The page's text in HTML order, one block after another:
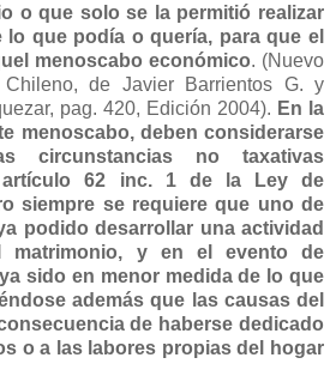
o que solo se la permitió realizar
lo que podía o quería, para que el
menoscabo económico. (Nuevo
Chileno, de Javier Barrientos G. y
pag. 420, Edición 2004). En la
menoscabo, deben considerarse
circunstancias no taxativas
artículo 62 inc. 1 de la Ley de
siempre se requiere que uno de
podido desarrollar una actividad
matrimonio, y en el evento de
sido en menor medida de lo que
además que las causas del
de haberse dedicado
o a las labores propias del hogar